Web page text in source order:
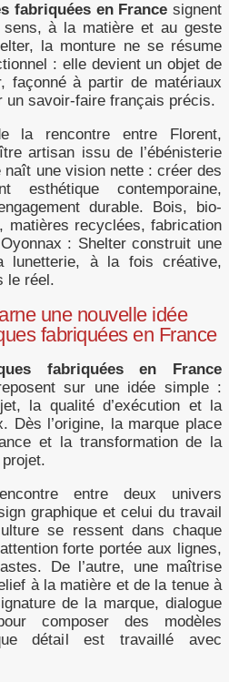
fabriquées en France signent
sens, à la matière et au geste
la monture ne se résume
: elle devient un objet de
façonné à partir de matériaux
un savoir-faire français précis.
la rencontre entre Florent,
artisan issu de l’ébénisterie
une vision nette : créer des
esthétique contemporaine,
durable. Bois, bio-
matières recyclées, fabrication
: Shelter construit une
lunetterie, à la fois créative,
le réel.
une nouvelle idée
fabriquées en France
fabriquées en France
sur une idée simple :
la qualité d’exécution et la
Dès l’origine, la marque place
et la transformation de la
entre deux univers
graphique et celui du travail
se ressent dans chaque
forte portée aux lignes,
De l’autre, une maîtrise
à la matière et de la tenue à
de la marque, dialogue
composer des modèles
détail est travaillé avec